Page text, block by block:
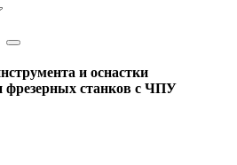
и оснастки
фрезерных станков с ЧПУ